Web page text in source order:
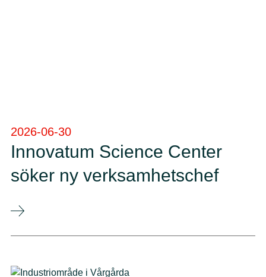
2026-06-30
Innovatum Science Center
söker ny verksamhetschef